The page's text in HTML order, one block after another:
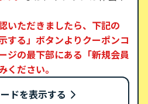
いただきましたら、下記の
する」ボタンよりクーポンコ
ジの最下部にある「新規会員
ください。
ドを表示する